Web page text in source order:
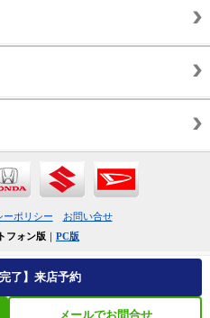
了】来店予約
メールでお問合せ
ーポリシー
お問い合せ
フォン版 PC版